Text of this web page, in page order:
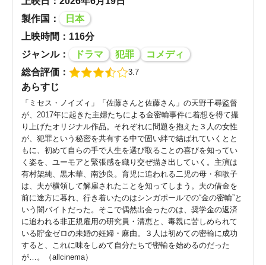
製作国：
日本
上映時間：116分
ジャンル：
ドラマ 犯罪
コメディ
総合評価：
3.7
あらすじ
「ミセス・ノイズィ」「佐藤さんと佐藤さん」の天野千尋監督
が、2017年に起きた主婦たちによる金密輸事件に着想を得て撮
り上げたオリジナル作品。それぞれに問題を抱えた３人の女性
が、犯罪という秘密を共有する中で固い絆で結ばれていくとと
もに、初めて自らの手で人生を選び取ることの喜びを知ってい
く姿を、ユーモアと緊張感を織り交ぜ描き出していく。主演は
有村架純、黒木華、南沙良。育児に追われる二児の母・和歌子
は、夫が横領して解雇されたことを知ってしまう。夫の借金を
前に途方に暮れ、行き着いたのはシンガポールでの“金の密輸”と
いう闇バイトだった。そこで偶然出会ったのは、奨学金の返済
に追われる非正規雇用の研究員・清恵と、毒親に苦しめられて
いる貯金ゼロの未婚の妊婦・麻由。３人は初めての密輸に成功
すると、これに味をしめて自分たちで密輸を始めるのだった
が…。（allcinema）